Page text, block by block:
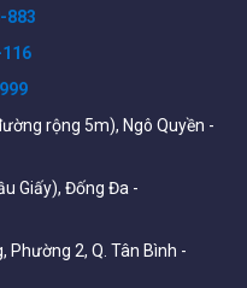
làm máy nhánh.
đóng mở cửa.
để giảm chi phí cước.
883
rộng 5m), Ngô Quyền -
Giấy), Đống Đa -
2, Q. Tân Bình -